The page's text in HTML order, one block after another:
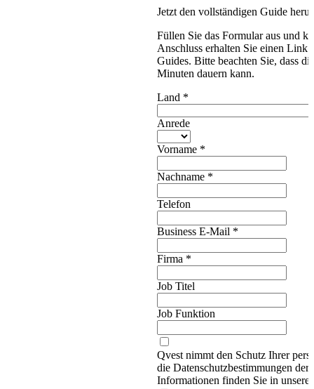
Jetzt den vollständigen Guide
Füllen Sie das Formular aus und
Anschluss erhalten Sie einen
Guides. Bitte beachten Sie, dass
Minuten dauern kann.
Land *
Anrede
Vorname *
Nachname *
Telefon
Business E-Mail *
Firma *
Job Titel
Job Funktion
Qvest nimmt den Schutz Ihrer
die Datenschutzbestimmungen
Informationen finden Sie in